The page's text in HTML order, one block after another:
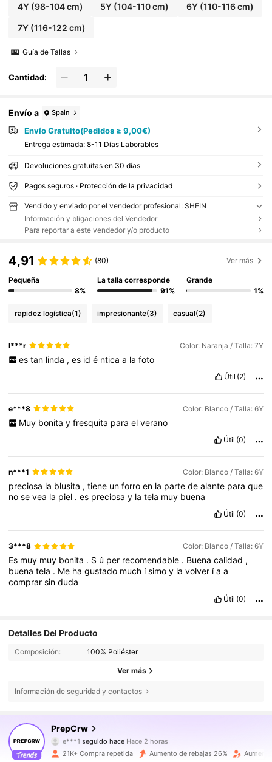
4Y(98-104 cm) 5Y (104-110 cm) 6Y(110-116 cm)
7Y(116-122 cm)
Guía de Tallas
Cantidad:
Envío a Spain
Envío Gratuito(Pedidos ≥ 9,00€)
Entrega estimada: 8-11 Días Laborables
Devoluciones gratuitas en 30 días
Pagos seguros · Protección de la privacidad
Vendido y enviado por el vendedor profesional: SHEIN
Información y bligaciones del Vendedor
Para reportar a este vendedor y/o producto
4,91 (80) Ver más
Pequeña
8%
La talla corresponde
91%
Grande
1%
rapidez logística(1) impresionante(3) casual(2)
l***r Color: Naranja / Talla: 7Y
es tan linda , es id é ntica a la foto
Útil (2)
e***8 Color: Blanco / Talla: 6Y
Muy bonita y fresquita para el verano
Útil (0)
n***1 Color: Blanco / Talla: 6Y
preciosa la blusita ,tiene unforroen la partedealante paraque
nosevea la piel .es preciosay latela muy buena
Útil (0)
3***8 Color: Blanco / Talla: 6Y
Es muy muy bonita . S ú per recomendable . Buenacalidad ,
buenatela . Me hagustado much ísimoy lavolver íaa
comprarsinduda
Útil (0)
Detalles Del Producto
Composición: 100% Poliéster
Ver más
Información de seguridad y contactos
PrepCrw
e***1seguido hace
l***aestá navegando
4,89
59K Seguidores
21K+ Compra repetida Aumento de rebajas 26%